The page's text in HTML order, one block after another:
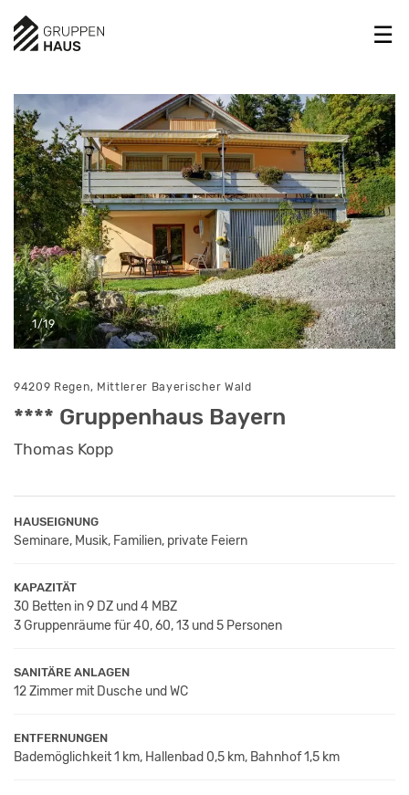
1/19
94209 Regen, Mittlerer Bayerischer Wald
**** Gruppenhaus Bayern
Thomas Kopp
HAUSEIGNUNG
Seminare, Musik, Familien, private Feiern
KAPAZITÄT
30 Betten in 9 DZ und 4 MBZ
3 Gruppenräume für 40, 60, 13 und 5 Personen
SANITÄRE ANLAGEN
12 Zimmer mit Dusche und WC
ENTFERNUNGEN
Bademöglichkeit 1 km, Hallenbad 0,5 km, Bahnhof 1,5 km